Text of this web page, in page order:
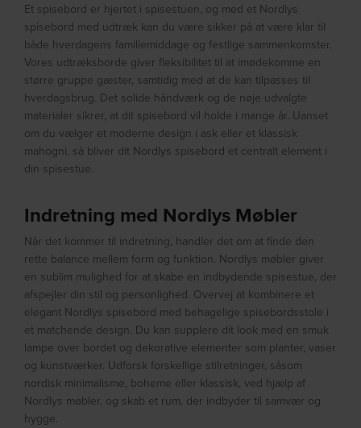
Et spisebord er hjertet i spisestuen, og med et Nordlys
spisebord med udtræk kan du være sikker på at være klar til
både hverdagens familiemiddage og festlige sammenkomster.
Vores udtræksborde giver fleksibilitet til at imødekomme en
større gruppe gæster, samtidig med at de kan tilpasses til
hverdagsbrug. Det solide håndværk og de nøje udvalgte
materialer sikrer, at dit spisebord vil holde i mange år. Uanset
om du vælger et moderne design i ask eller et klassisk
mahogni, så bliver dit Nordlys spisebord et centralt element i
din spisestue.
Indretning med Nordlys Møbler
Når det kommer til indretning, handler det om at finde den
rette balance mellem form og funktion. Nordlys møbler giver
en sublim mulighed for at skabe en indbydende spisestue, der
afspejler din stil og personlighed. Overvej at kombinere et
elegant Nordlys spisebord med behagelige spisebordsstole i
et matchende design. Du kan supplere dit look med en smuk
lampe over bordet og dekorative elementer som planter, vaser
og kunstværker. Udforsk forskellige stilretninger, såsom
nordisk minimalisme, boheme eller klassisk, ved hjælp af
Nordlys møbler, og skab et rum, der indbyder til samvær og
hygge.